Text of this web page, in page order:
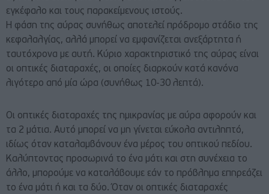
εγκέφαλο και τους παρακείμενους ιστούς.
Η φάση της αύρας συνήθως αποτελεί πρόδρομο στάδιο της
κεφαλαλγίας, αλλά μπορεί να εμφανίζεται ανεξάρτητα ή
ταυτόχρονα με αυτή. Κύριο χαρακτηριστικό της αύρας είναι
οι οπτικές διαταραχές, οι οποίες διαρκούν κατά κανόνα
λιγότερο από μία ώρα (συνήθως 10-30 λεπτά).
Οι οπτικές διαταραχές της ημικρανίας με αύρα αφορούν και
τα 2 μάτια. Αυτό μπορεί να μη γίνεται εύκολα αντιληπτό,
ιδίως όταν καταλαμβάνουν ένα μέρος του οπτικού πεδίου.
Καλύπτοντας προσωρινά το ένα μάτι και στη συνέχεια το
άλλο, μπορούμε να καταλάβουμε εάν το πρόβλημα επηρεάζει
το ένα μάτι ή και τα δύο. Όταν οι οπτικές διαταραχές